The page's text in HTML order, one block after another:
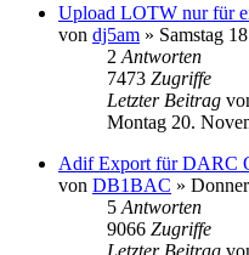
Upload LOTW nur für
von dj5am » Samstag
2 Antworten
7473 Zugriffe
Letzter Beitrag
Montag 20.
Adif Export für DARC
von DB1BAC »
5 Antworten
9066 Zugriffe
Letzter Beitrag